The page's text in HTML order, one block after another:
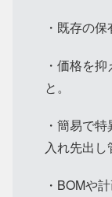
・既存の
・価格を
と。
・簡易で
入れ先出し
・BOMや